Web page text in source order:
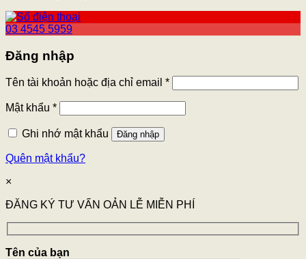
03 4545 5959
Đăng nhập
Tên tài khoản hoặc địa chỉ email *
Mật khẩu *
Ghi nhớ mật khẩu Đăng nhập
Quên mật khẩu?
×
ĐĂNG KÝ TƯ VẤN OẢN LỄ MIỄN PHÍ
Tên của bạn